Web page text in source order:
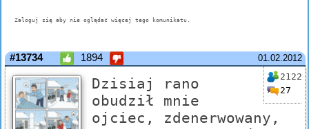
01.02.2012
#13734 1894
2122
27
Dzisiaj rano
obudził mnie
ojciec, zdenerwowany,